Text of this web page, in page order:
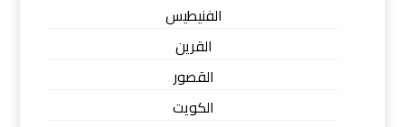
الفنيطيس
القرين
القصور
الكويت